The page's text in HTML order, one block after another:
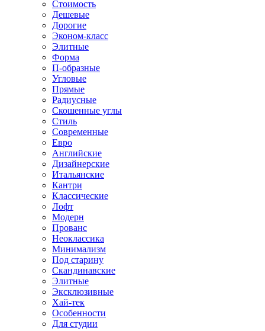
Стоимость
Дешевые
Дорогие
Эконом-класс
Элитные
Форма
П-образные
Угловые
Прямые
Радиусные
Скошенные углы
Стиль
Современные
Евро
Английские
Дизайнерские
Итальянские
Кантри
Классические
Лофт
Модерн
Прованс
Неоклассика
Минимализм
Под старину
Скандинавские
Элитные
Эксклюзивные
Хай-тек
Особенности
Для студии